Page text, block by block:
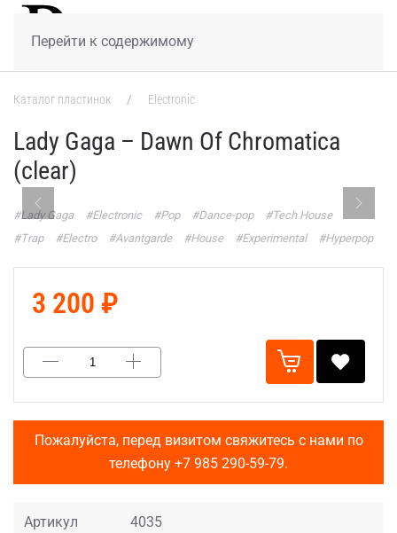
Перейти к содержимому
Каталог пластинок Electronic
Lady Gaga – Dawn Of Chromatica
(clear)
#Lady Gaga #Electronic #Pop #Dance-pop
#Tech House
#Trap
#Electro #Avantgarde #House #Experimental #Hyperpop
3 200 ₽
Пожалуйста, перед визитом свяжитесь с нами по
телефону +7 985 290-59-79.
Артикул 4035